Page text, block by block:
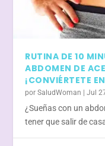
RUTINA DE 10
ABDOMEN DE
¡CONVIÉRTETE
porSaludWoman |Jul
¿Sueñas con un
tener que salir de